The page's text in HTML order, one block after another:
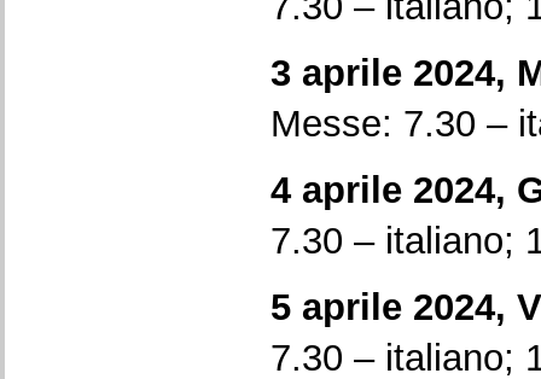
3 aprile 2024,
Messe: 7.30 –
4 aprile 2024,
7.30 – italiano;
5 aprile 2024,
7.30 – italiano;